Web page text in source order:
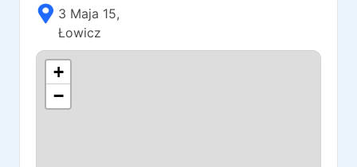
3 Maja 15,
Łowicz
+
−